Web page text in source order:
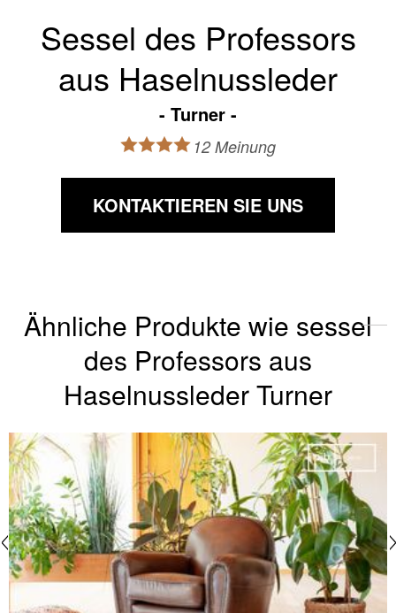
Sessel des Professors
aus Haselnussleder
Turner
12 Meinung
KONTAKTIEREN SIE UNS
Ähnliche Produkte wie sessel
des Professors aus
Haselnussleder Turner